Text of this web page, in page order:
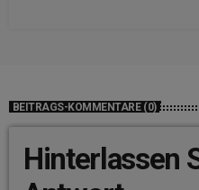
BEITRAGS-KOMMENTARE (0)
Hinterlassen